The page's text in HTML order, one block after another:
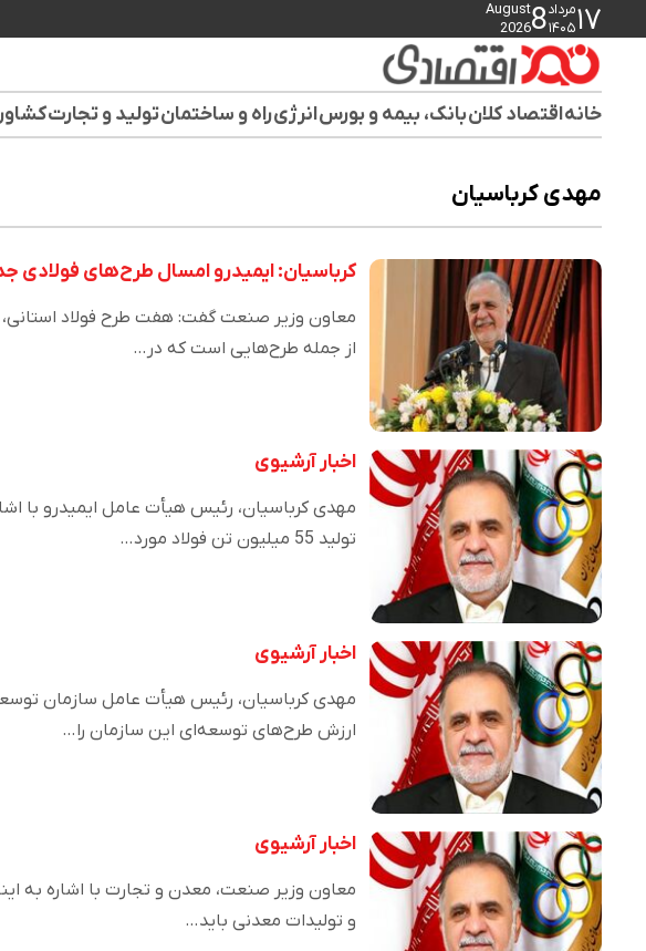
۱۷مرداد
۱۴۰۵8
August
2026
خانهاقتصاد کلانبانک، بیمه و بورسانرژیراه و ساختمانتولید و تجارت
مهدی کرباسیان
کرباسیان: ایمیدرو امسال طرح‌های فولادی
معاون وزیر صنعت گفت: هفت طرح فولاد استانی،
از جمله طرح‌هایی است که در…
اخبار آرشیوی
مهدی کرباسیان، رئیس هیأت عامل ایمیدرو با
تولید 55 میلیون تن فولاد مورد…
اخبار آرشیوی
مهدی کرباسیان، رئیس هیأت عامل سازمان
ارزش طرح‌های توسعه‌ای این سازمان را…
اخبار آرشیوی
معاون وزیر صنعت، معدن و تجارت با اشاره به
و تولیدات معدنی باید…